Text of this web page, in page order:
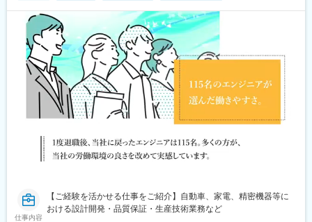
仕事内容
【ご経験を活かせる仕事をご紹介】自動車、家電、精密機器等に
おける設計開発・品質保証・生産技術業務など